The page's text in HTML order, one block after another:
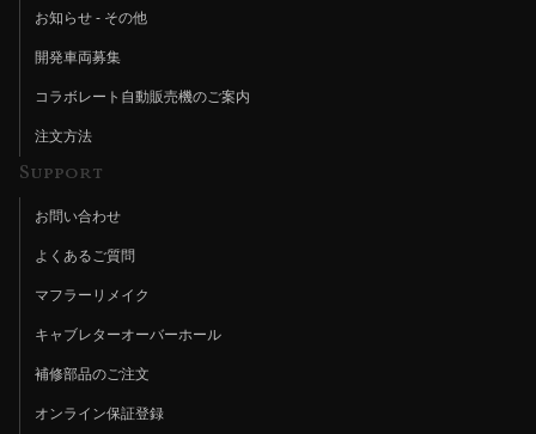
お知らせ - その他
開発車両募集
コラボレート自動販売機のご案内
注文方法
Support
お問い合わせ
よくあるご質問
マフラーリメイク
キャブレターオーバーホール
補修部品のご注文
オンライン保証登録